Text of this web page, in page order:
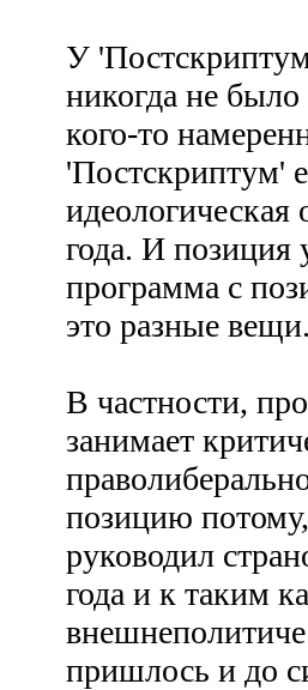
У
никогда не было
кого-то
'Постскриптум'
года. И позиция
программа с
это разные
В частности,
занимает
позицию
руководил
года и к таким
пришлось и до